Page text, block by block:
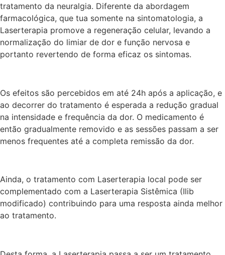
tratamento da neuralgia. Diferente da abordagem
farmacológica, que tua somente na sintomatologia, a
Laserterapia promove a regeneração celular, levando a
normalização do limiar de dor e função nervosa e
portanto revertendo de forma eficaz os sintomas.
Os efeitos são percebidos em até 24h após a aplicação, e
ao decorrer do tratamento é esperada a redução gradual
na intensidade e frequência da dor. O medicamento é
então gradualmente removido e as sessões passam a ser
menos frequentes até a completa remissão da dor.
Ainda, o tratamento com Laserterapia local pode ser
complementado com a Laserterapia Sistêmica (Ilib
modificado) contribuindo para uma resposta ainda melhor
ao tratamento.